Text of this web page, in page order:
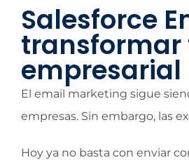
Salesforce
transformar
empresarial
El email marketing sigue
empresas. Sin embargo, las
Hoy ya no basta con enviar